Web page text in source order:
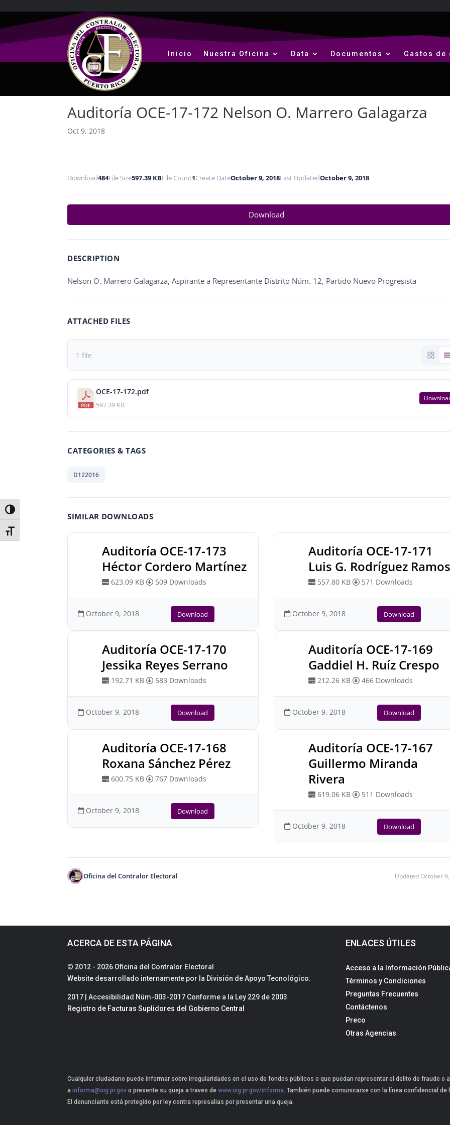
Toggle High Contrast
Toggle Font size
Inicio Nuestra Oficina Data Documentos Gastos
Auditoría OCE-17-172 Nelson O. Marrero Galagarza
Oct 9, 2018
Download484File Size597.39 KBFile Count1Create DateOctober 9, 2018Last UpdatedOctober 9, 2018
Download
DESCRIPTION
Nelson O. Marrero Galagarza, Aspirante a Representante Distrito Núm. 12, Partido Nuevo Progresista
ATTACHED FILES
1 file
OCE-17-172.pdf
597.39 KB
CATEGORIES & TAGS
D122016
SIMILAR DOWNLOADS
Auditoría OCE-17-173
Héctor Cordero Martínez
623.09 KB 509 Downloads
October 9, 2018 Download
Auditoría OCE-17-171
Luis G. Rodríguez
557.80 KB 571 Downloads
October 9, 2018 Download
Auditoría OCE-17-170
Jessika Reyes Serrano
192.71 KB 583 Downloads
October 9, 2018 Download
Auditoría OCE-17-169
Gaddiel H. Ruíz Crespo
212.26 KB 466 Downloads
October 9, 2018 Download
Auditoría OCE-17-168
Roxana Sánchez Pérez
600.75 KB 767 Downloads
October 9, 2018 Download
Auditoría OCE-17-167
Guillermo Miranda
Rivera
619.06 KB 511 Downloads
October 9, 2018 Download
Oficina del Contralor Electoral Updated October
ACERCA DE ESTA PÁGINA
© 2012 - 2026 Oficina del Contralor Electoral
Website desarrollado internamente por la División de Apoyo Tecnológico.
2017 | Accesibilidad Núm-003-2017 Conforme a la Ley 229 de 2003
Registro de Facturas Suplidores del Gobierno Central
ENLACES ÚTILES
Acceso a la Información
Términos y Condiciones
Preguntas Frecuentes
Contáctenos
Preco
Otras Agencias
Cualquier ciudadano puede informar sobre irregularidades en el uso de fondos públicos o que puedan representar el delito de fraude
ainforma@oig.pr.gov o presente su queja a traves de www.oig.pr.gov/informa . También puede comunicarse con la línea confidencial
El denunciante está protegido por ley contra represalias por presentar una queja.